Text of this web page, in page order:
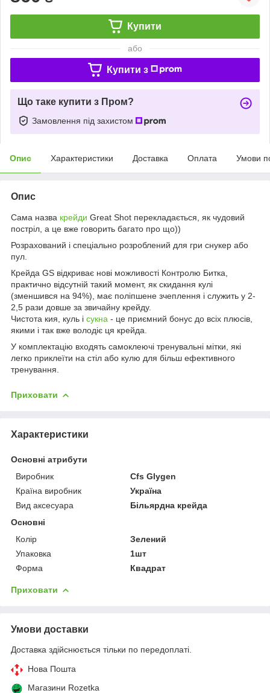
Купити
або
Купити з
Що таке купити з Пром?
Замовлення під захистом
Опис Характеристики Доставка Оплата Умови
Опис
Сама назва крейди Great Shot перекладається, як чудовий
постріл, а це вже говорить багато про що))
Розрахований і спеціально розроблений для гри снукер або
пул.
Крейда GS відкриває нові можливості Контролю Битка,
практично відсутній такий момент, як скидання кулі
(зменшився на 94%), має поліпшене зчеплення і служить у 2-
2,5 рази довше за звичайну крейду.
Чистота кия, куль і сукна - це приємний бонус до всіх плюсів,
якими і так вже володіє ця крейда.
У комплектацію входять самоклеючі тренувальні мітки, які
легко приклеїти на стіл або кулю для більш ефективного
тренування.
Приховати
Характеристики
Основні атрибути
Виробник
Cfs Glygen
Країна виробник
Україна
Вид аксесуара
Більярдна крейда
Основні
Колір
Зелений
Упаковка
1шт
Форма
Квадрат
Приховати
Умови доставки
Доставка здійснюється тільки по передоплаті.
Нова Пошта
Магазини Rozetka